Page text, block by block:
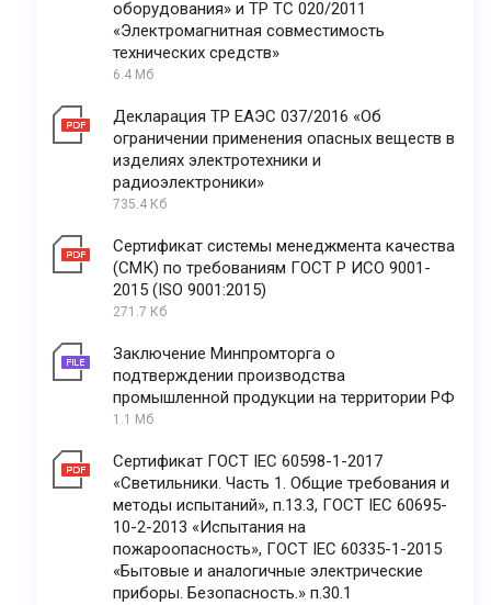
оборудования» и ТР ТС 020/2011
«Электромагнитная совместимость
технических средств»
6.4 Мб
Декларация ТР ЕАЭС 037/2016 «Об
ограничении применения опасных веществ в
изделиях электротехники и
радиоэлектроники»
735.4 Кб
Сертификат системы менеджмента качества
(СМК) по требованиям ГОСТ Р ИСО 9001-
2015 (ISO 9001:2015)
271.7 Кб
Заключение Минпромторга о
подтверждении производства
промышленной продукции на территории РФ
1.1 Мб
Сертификат ГОСТ IEC 60598-1-2017
«Светильники. Часть 1. Общие требования и
методы испытаний», п.13.3, ГОСТ IEC 60695-
10-2-2013 «Испытания на
пожароопасность», ГОСТ IEC 60335-1-2015
«Бытовые и аналогичные электрические
приборы. Безопасность.» п.30.1